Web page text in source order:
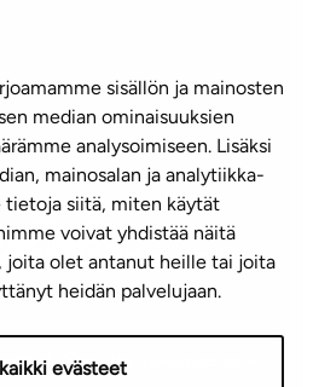
sisällön ja mainosten
median ominaisuuksien
analysoimiseen. Lisäksi
mainosalan ja analytiikka-
tietoja siitä, miten käytät
voivat yhdistää näitä
olet antanut heille tai joita
heidän palvelujaan.
evästeet
Mediapankki
Saavutettavuusseloste